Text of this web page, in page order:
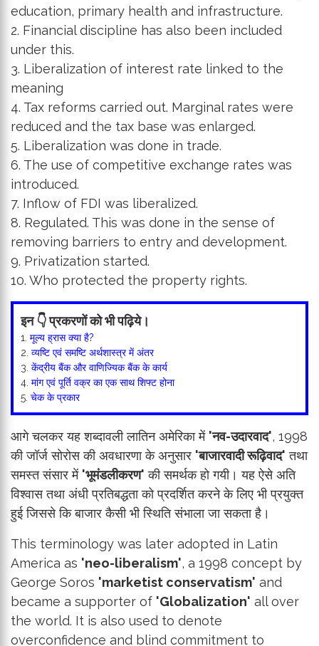
education, primary health and infrastructure.
2. Financial discipline has also been included
under this.
3. Liberalization of interest rate linked to the
meaning
4. Tax reforms carried out. Marginal rates were
reduced and the tax base was enlarged.
5. Liberalization was done in trade.
6. The use of competitive exchange rates was
introduced.
7. Inflow of FDI was liberalized.
8. Regulated. This was done in the sense of
removing barriers to entry and development.
9. Privatization started.
10. Who protected the property rights.
इन 👇 प्रकरणों को भी पढ़िये।
1. मूल्य ह्रास क्या है?
2. व्यष्टि एवं समष्टि अर्थशास्त्र में अंतर
3. केंद्रीय बैंक और वाणिज्यिक बैंक के कार्य
4. मांग एवं पूर्ति वक्र का एक साथ शिफ्ट होना
5. चेक के प्रकार
आगे चलकर यह शब्दावली लातिन अमेरिका में 'नव-उदारवाद', 1998
की जॉर्ज सोरोस की अवधारणा के अनुसार 'बाजारवादी रूढ़िवाद' तथा
समस्त संसार में 'भूमंडलीकरण' की समर्थक हो गयी। यह ऐसे अति
विश्वास तथा अंधी प्रतिबद्धता को प्रदर्शित करने के लिए भी प्रयुक्त
हुई जिससे कि बाजार कैसी भी स्थिति संभाला जा सकता है।
This terminology was later adopted in Latin
America as 'neo-liberalism', a 1998 concept by
George Soros 'marketist conservatism' and
became a supporter of 'Globalization' all over
the world. It is also used to denote
overconfidence and blind commitment to